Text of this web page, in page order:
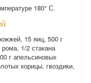
180° С.
15 яиц, 500 г
1/2 стакана
г апельсиновых
корицы, гвоздики,